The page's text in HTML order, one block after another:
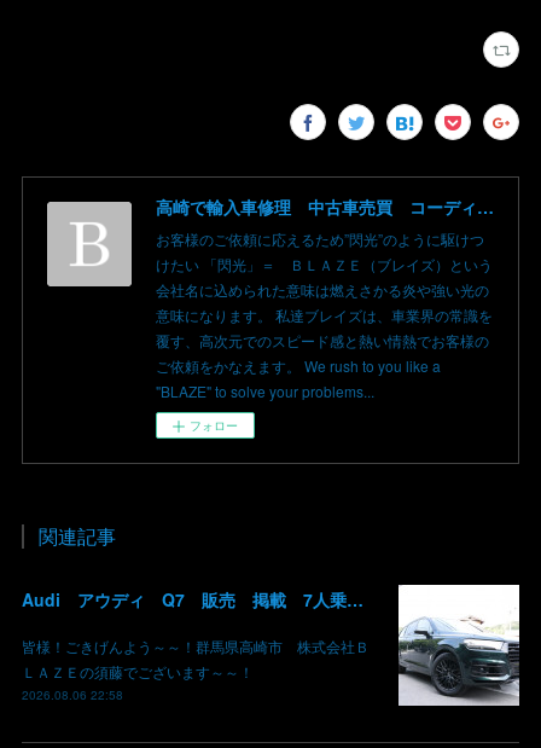
高崎で輸入車修理 中古車売買 コーディングならBLAZE（ブレイズ）へ│BLAZE Total Car Support & Modify in Takasaki Gunma
お客様のご依頼に応えるため”閃光”のように駆けつ
けたい 「閃光」＝ ＢＬＡＺＥ（ブレイズ）という
会社名に込められた意味は燃えさかる炎や強い光の
意味になります。 私達ブレイズは、車業界の常識を
覆す、高次元でのスピード感と熱い情熱でお客様の
ご依頼をかなえます。 We rush to you like a
"BLAZE" to solve your problems...
フォロー
関連記事
Audi アウディ Q7 販売 掲載 7人乗り リアモニター サンルーフ 車検整備2年付き 群馬 高崎
皆様！ごきげんよう～～！群馬県高崎市 株式会社Ｂ
ＬＡＺＥの須藤でございます～～！
2026.08.06 22:58